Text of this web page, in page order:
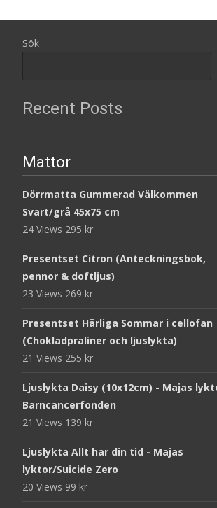
Sök
Recent Posts
Mattor
Dörrmatta Gummerad Välkommen
Svart/grå 45x75 cm
24 Views 295 kr
Presentset Citron (Anteckningsbok,
pennor & doftljus)
23 Views 269 kr
Presentset Härliga Sommar i cellofan
(Chokladpraliner och ljuslykta)
21 Views 255 kr
Ljuslykta Daisy (10x12cm) - Majas
Barncancerfonden
21 Views 139 kr
Ljuslykta Allt har din tid - Majas
lyktor/Suicide Zero
20 Views 99 kr